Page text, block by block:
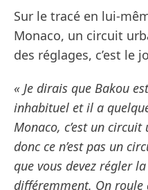
Sur le tracé en lui-
Monaco, un circuit
des réglages, c’est le
« Je dirais que Bakou
inhabituel et il a
Monaco, c’est un
donc ce n’est pas un
que vous devez régler
différemment. On roule